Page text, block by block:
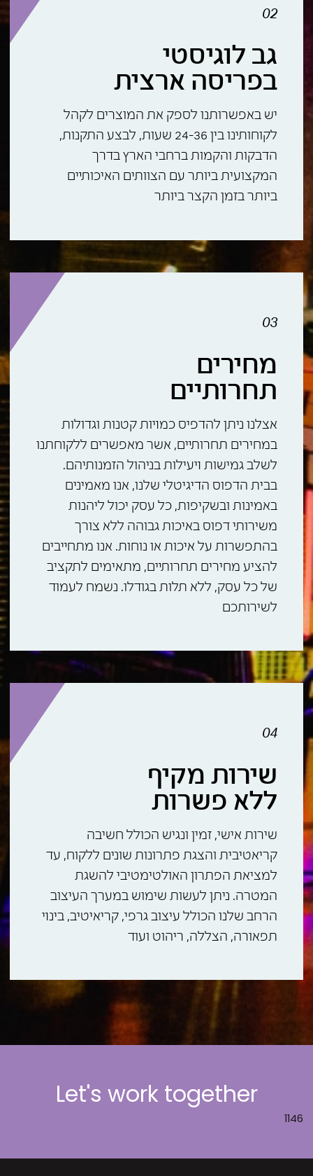
02
גב לוגיסטי
בפריסה ארצית
יש באפשרותנו לספק את המוצרים לקהל
לקוחותינו בין 24-36 שעות, לבצע התקנות,
הדבקות והקמות ברחבי הארץ בדרך
המקצועית ביותר עם הצוותים האיכותיים
ביותר בזמן הקצר ביותר
03
מחירים
תחרותיים
אצלנו ניתן להדפיס כמויות קטנות וגדולות
במחירים תחרותיים, אשר מאפשרים ללקוחתנו
לשלב גמישות ויעילות בניהול הזמנותיהם.
בבית הדפוס הדיגיטלי שלנו, אנו מאמינים
באמינות ובשקיפות, כל עסק יכול ליהנות
משירותי דפוס באיכות גבוהה ללא צורך
בהתפשרות על איכות או נוחות. אנו מתחייבים
להציע מחירים תחרותיים, מתאימים לתקציב
של כל עסק, ללא תלות בגודלו. נשמח לעמוד
לשירותכם
04
שירות מקיף
ללא פשרות
שירות אישי, זמין ונגיש הכולל חשיבה
קריאטיבית והצגת פתרונות שונים ללקוח, עד
למציאת הפתרון האולטימטיבי להשגת
המטרה. ניתן לעשות שימוש במערך העיצוב
הרחב שלנו הכולל עיצוב גרפי, קריאיטיב, בינוי
תפאורה, הצללה, ריהוט ועוד
Let's work together
1146